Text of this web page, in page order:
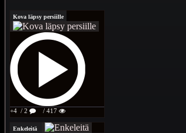
Kova läpsy persiille
+4 / 2 / 417
Enkeleitä